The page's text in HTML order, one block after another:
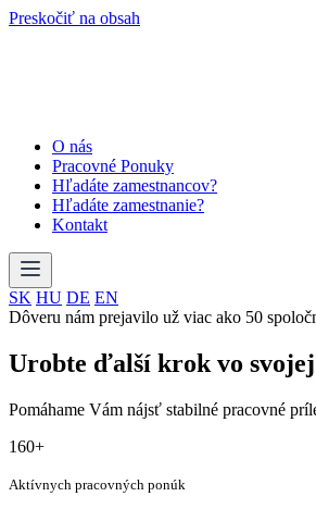
Preskočiť na obsah
O nás
Pracovné Ponuky
Hľadáte zamestnancov?
Hľadáte zamestnanie?
Kontakt
SK HU DE EN
Dôveru nám prejavilo už viac ako 50
Urobte ďalší krok vo
Pomáhame Vám nájsť stabilné pracovné
160+
Aktívnych pracovných ponúk